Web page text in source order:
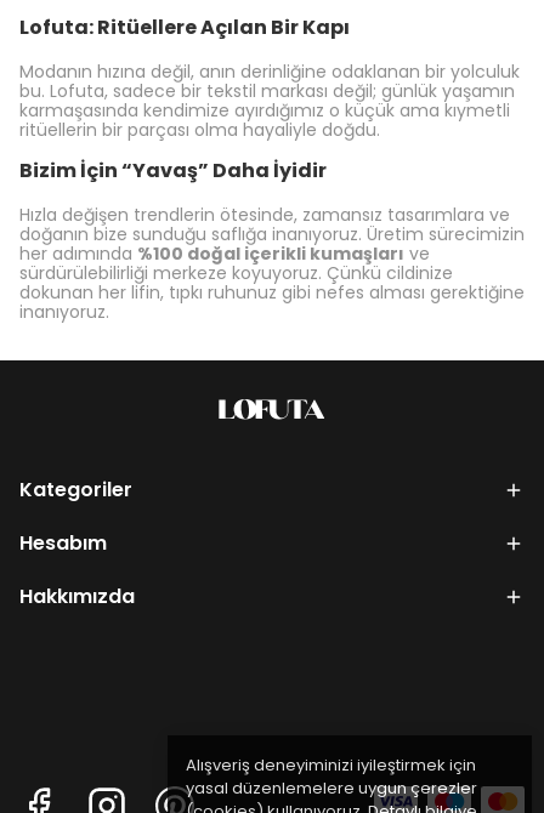
Alışveriş deneyiminizi iyileştirmek için
yasal düzenlemelere uygun çerezler
Lofuta: Ritüellere Açılan Bir Kapı
Modanın hızına değil, anın derinliğine odaklanan bir yolculuk
bu. Lofuta, sadece bir tekstil markası değil; günlük yaşamın
karmaşasında kendimize ayırdığımız o küçük ama kıymetli
ritüellerin bir parçası olma hayaliyle doğdu.
Bizim İçin “Yavaş” Daha İyidir
Hızla değişen trendlerin ötesinde, zamansız tasarımlara ve
doğanın bize sunduğu saflığa inanıyoruz. Üretim sürecimizin
her adımında %100 doğal içerikli kumaşları ve
sürdürülebilirliği merkeze koyuyoruz. Çünkü cildinize
dokunan her lifin, tıpkı ruhunuz gibi nefes alması gerektiğine
inanıyoruz.
Kategoriler
Hesabım
Hakkımızda